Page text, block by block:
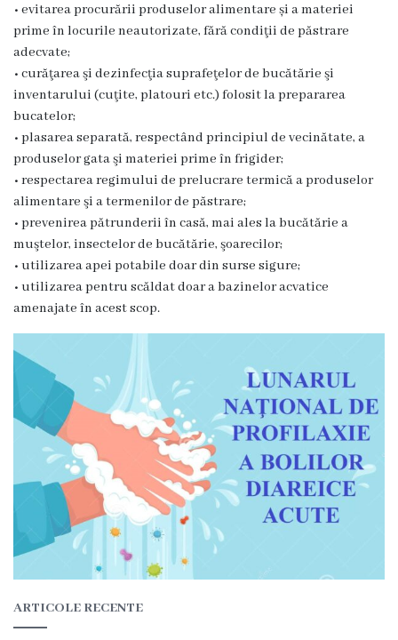
C
o
n
d
u
c
e
r
e
a
C
n
t
a
S
• evitarea procurării produselor alimentare și a materiei
prime în locurile neautorizate, fără condiţii de păstrare
adecvate;
• curăţarea şi dezinfecţia suprafeţelor de bucătărie şi
inventarului (cuţite, platouri etc.) folosit la prepararea
bucatelor;
• plasarea separată, respectând principiul de vecinătate, a
produselor gata şi materiei prime în frigider;
• respectarea regimului de prelucrare termică a produselor
alimentare şi a termenilor de păstrare;
• prevenirea pătrunderii în casă, mai ales la bucătărie a
muştelor, insectelor de bucătărie, şoarecilor;
• utilizarea apei potabile doar din surse sigure;
• utilizarea pentru scăldat doar a bazinelor acvatice
amenajate în acest scop.
ARTICOLE RECENTE